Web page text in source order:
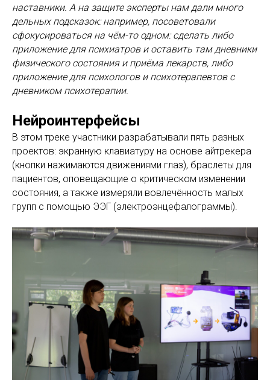
наставники. А на защите эксперты нам дали много
дельных подсказок: например, посоветовали
сфокусироваться на чём-то одном: сделать либо
приложение для психиатров и оставить там дневники
физического состояния и приёма лекарств, либо
приложение для психологов и психотерапевтов с
дневником психотерапии.
Нейроинтерфейсы
В этом треке участники разрабатывали пять разных
проектов: экранную клавиатуру на основе айтрекера
(кнопки нажимаются движениями глаз), браслеты для
пациентов, оповещающие о критическом изменении
состояния, а также измеряли вовлечённость малых
групп с помощью ЭЭГ (электроэнцефалограммы).